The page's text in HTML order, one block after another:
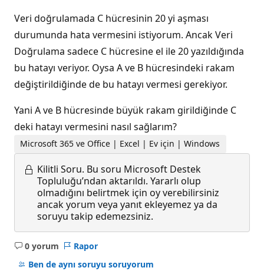
Veri doğrulamada C hücresinin 20 yi aşması
durumunda hata vermesini istiyorum. Ancak Veri
Doğrulama sadece C hücresine el ile 20 yazıldığında
bu hatayı veriyor. Oysa A ve B hücresindeki rakam
değiştirildiğinde de bu hatayı vermesi gerekiyor.
Yani A ve B hücresinde büyük rakam girildiğinde C
deki hatayı vermesini nasıl sağlarım?
Microsoft 365 ve Office | Excel | Ev için | Windows
Kilitli Soru. Bu soru Microsoft Destek
Topluluğu’ndan aktarıldı. Yararlı olup
olmadığını belirtmek için oy verebilirsiniz
ancak yorum veya yanıt ekleyemez ya da
soruyu takip edemezsiniz.
0 yorum
Açıklama
yok
Rapor
Ben de aynı soruyu soruyorum